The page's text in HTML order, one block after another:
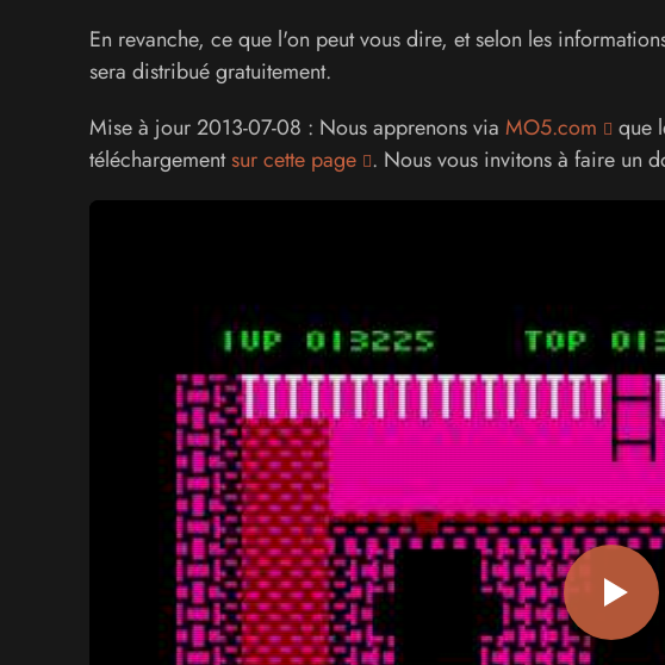
En revanche, ce que l'on peut vous dire, et selon les
sera distribué gratuitement.
Mise à jour 2013-07-08 : Nous apprenons via MO5.com
que
téléchargementsur cette page . Nous vous invitons à faire un